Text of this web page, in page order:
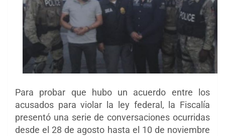
Para probar que hubo un acuerdo entre los
acusados para violar la ley federal, la Fiscalía
presentó una serie de conversaciones ocurridas
desde el 28 de agosto hasta el 10 de noviembre